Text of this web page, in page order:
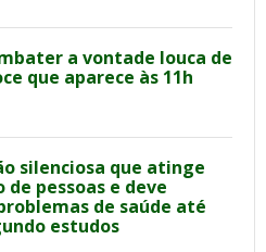
a vontade louca de
que aparece às 11h
silenciosa que atinge
de pessoas e deve
de saúde até
estudos